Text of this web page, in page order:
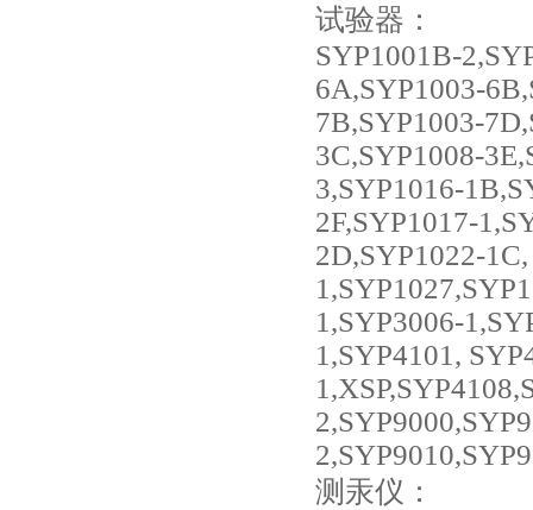
试验器：
SYP1001B-
6A,SYP1003-
7B,SYP1003-
3C,SYP1008-
3,SYP1016-
2F,SYP1017-
2D,SYP1022-
1,SYP3006-
1,SYP4101,
测汞仪：